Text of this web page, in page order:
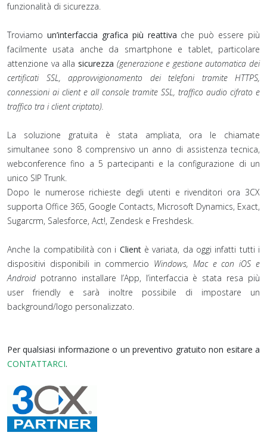
funzionalità di sicurezza.
Troviamo un’interfaccia grafica più reattiva che può essere più
facilmente usata anche da smartphone e tablet, particolare
attenzione va alla sicurezza (generazione e gestione automatica dei
certificati SSL, approvvigionamento dei telefoni tramite HTTPS,
connessioni ai client e all console tramite SSL, traffico audio cifrato e
traffico tra i client criptato).
La soluzione gratuita è stata ampliata, ora le chiamate
simultanee sono 8 comprensivo un anno di assistenza tecnica,
webconference fino a 5 partecipanti e la configurazione di un
unico SIP Trunk.
Dopo le numerose richieste degli utenti e rivenditori ora 3CX
supporta Office 365, Google Contacts, Microsoft Dynamics, Exact,
Sugarcrm, Salesforce, Act!, Zendesk e Freshdesk.
Anche la compatibilità con i Clientè variata, da oggi infatti tutti i
dispositivi disponibili in commercio Windows, Mac e con iOS e
Android potranno installare l’App, l’interfaccia è stata resa più
user friendly e sarà inoltre possibile di impostare un
background/logo personalizzato.
Per qualsiasi informazione o un preventivo gratuito non esitare a
CONTATTARCI.